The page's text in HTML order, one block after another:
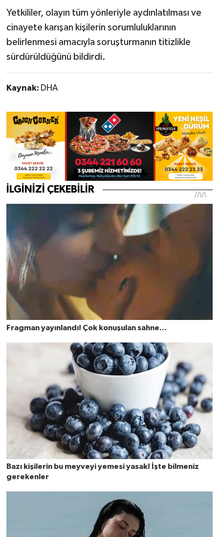
Yetkililer, olayın tüm yönleriyle aydınlatılması ve
cinayete karışan kişilerin sorumluluklarının
belirlenmesi amacıyla soruşturmanın titizlikle
sürdürüldüğünü bildirdi.
Kaynak: DHA